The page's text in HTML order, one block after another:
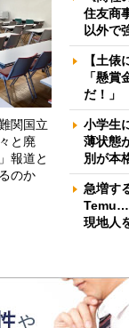
関国立
と廃
報道と
のか
住友商
以外で
【土
「懸
だ！」
小学生
薄状態
別が本
急増す
Temu…
現地人